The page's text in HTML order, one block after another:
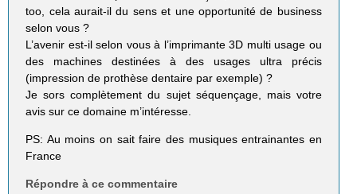
too, cela aurait-il du sens et une opportunité de business
selon vous ?
L’avenir est-il selon vous à l’imprimante 3D multi usage ou
des machines destinées à des usages ultra précis
(impression de prothèse dentaire par exemple) ?
Je sors complètement du sujet séquençage, mais votre
avis sur ce domaine m’intéresse.
PS: Au moins on sait faire des musiques entrainantes en
France
Répondre à ce commentaire